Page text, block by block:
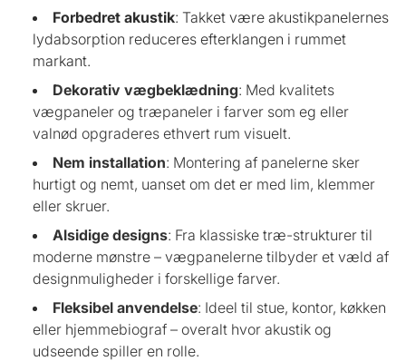
Forbedret akustik: Takket være akustikpanelernes
lydabsorption reduceres efterklangen i rummet
markant.
Dekorativ vægbeklædning: Med kvalitets
vægpaneler og træpaneler i farver som eg eller
valnød opgraderes ethvert rum visuelt.
Nem installation: Montering af panelerne sker
hurtigt og nemt, uanset om det er med lim, klemmer
eller skruer.
Alsidige designs: Fra klassiske træ-strukturer til
moderne mønstre – vægpanelerne tilbyder et væld af
designmuligheder i forskellige farver.
Fleksibel anvendelse: Ideel til stue, kontor, køkken
eller hjemmebiograf – overalt hvor akustik og
udseende spiller en rolle.